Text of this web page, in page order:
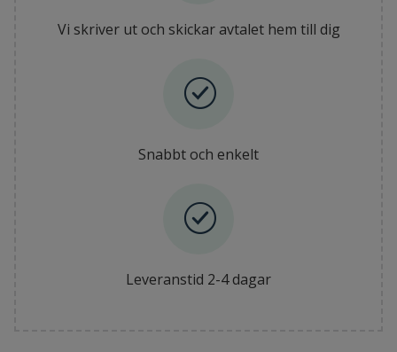
Vi skriver ut och skickar avtalet hem till dig
Snabbt och enkelt
Leveranstid 2-4 dagar